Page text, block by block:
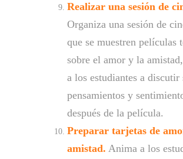
Realizar una sesión de
Organiza una sesión de
que se muestren películas
sobre el amor y la
a los estudiantes a discutir
pensamientos y
después de la película.
Preparar tarjetas de
amistad. Anima a los